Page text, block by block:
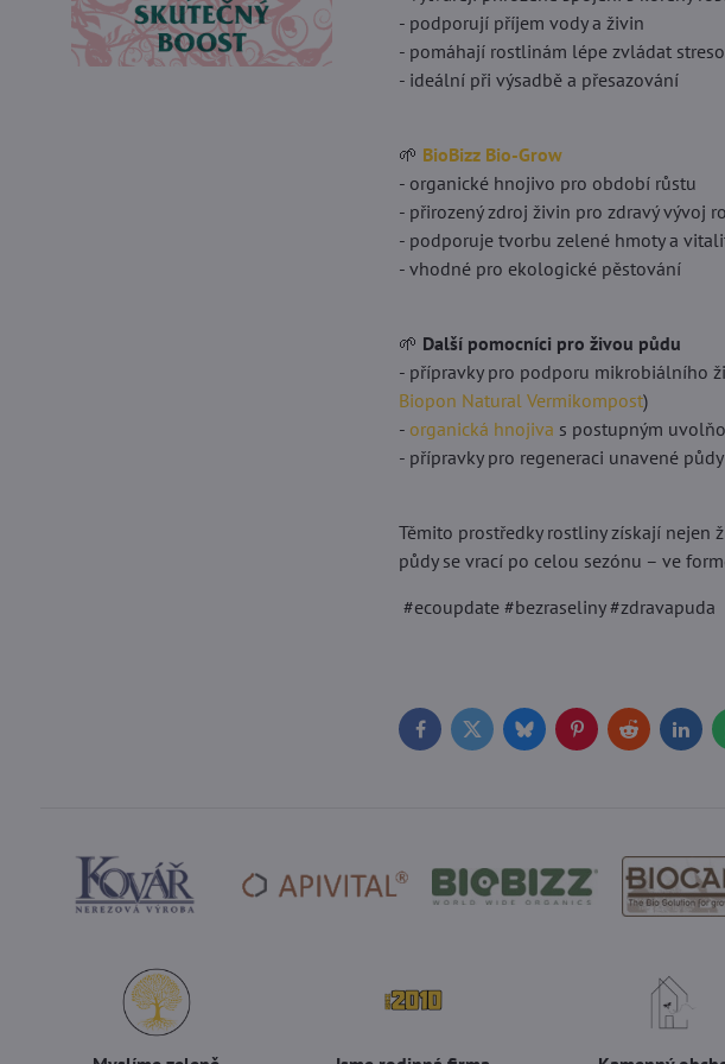
- podporují příjem vody a živin
- pomáhají rostlinám lépe zvládat
- ideální při výsadbě a přesazování
🌱 BioBizz Bio-Grow
- organické hnojivo pro období růstu
- přirozený zdroj živin pro zdravý vývoj
- podporuje tvorbu zelené hmoty a
- vhodné pro ekologické pěstování
🌱 Další pomocníci pro živou půdu
- přípravky pro podporu mikrobiálního
Biopon Natural Vermikompost)
- organická hnojiva s postupným
- přípravky pro regeneraci unavené
Těmito prostředky rostliny získají nejen
půdy se vrací po celou sezónu – ve
#ecoupdate #bezraseliny #zdravapuda
FacebookTwitterBlueskyPinterestReddit